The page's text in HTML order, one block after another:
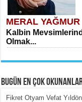
MERAL YAĞMUR
Kalbin
Olmak...
BUGÜN EN ÇOK
Fikret Otyam Vefat